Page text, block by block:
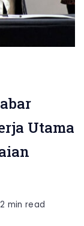
Utama
2 min read